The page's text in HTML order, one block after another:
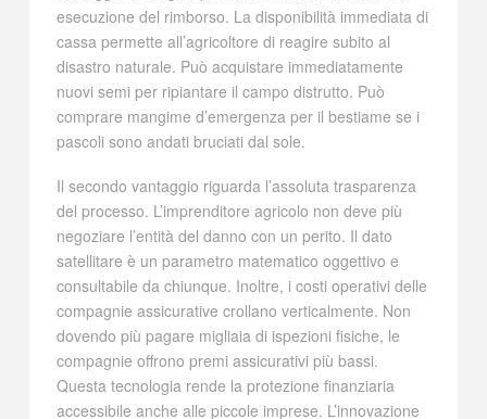
esecuzione del rimborso. La disponibilità immediata di
cassa permette all’agricoltore di reagire subito al
disastro naturale. Può acquistare immediatamente
nuovi semi per ripiantare il campo distrutto. Può
comprare mangime d’emergenza per il bestiame se i
pascoli sono andati bruciati dal sole.
Il secondo vantaggio riguarda l’assoluta trasparenza
del processo. L’imprenditore agricolo non deve più
negoziare l’entità del danno con un perito. Il dato
satellitare è un parametro matematico oggettivo e
consultabile da chiunque. Inoltre, i costi operativi delle
compagnie assicurative crollano verticalmente. Non
dovendo più pagare migliaia di ispezioni fisiche, le
compagnie offrono premi assicurativi più bassi.
Questa tecnologia rende la protezione finanziaria
accessibile anche alle piccole imprese. L’innovazione